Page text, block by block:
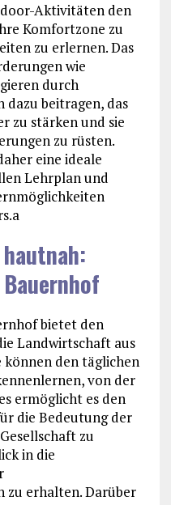
Aktivitäten den
Komfortzone zu
zu erlernen. Das
wie
durch
dazu beitragen, das
zu stärken und sie
zu rüsten.
eine ideale
Lehrplan und
bietet den
Landwirtschaft aus
können den täglichen
von der
ermöglicht es den
die Bedeutung der
zu
in die
erhalten. Darüber